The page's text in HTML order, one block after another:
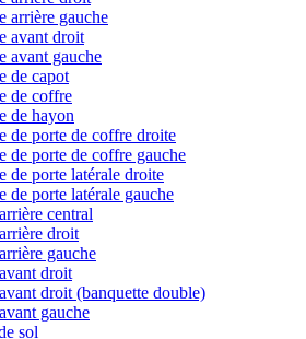
arrière gauche
avant droit
avant gauche
de capot
de coffre
de hayon
de porte de coffre droite
de porte de coffre gauche
de porte latérale droite
de porte latérale gauche
central
droit
gauche
droit
droit (banquette double)
gauche
sol